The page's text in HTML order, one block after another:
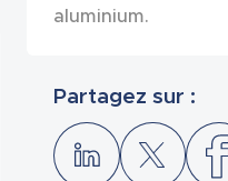
Partagez sur :
aluminium.